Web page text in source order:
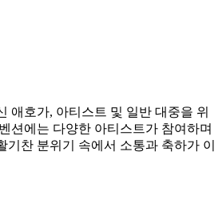
애호가, 아티스트 및 일반 대중을 위
션에는 다양한 아티스트가 참여하며
기찬 분위기 속에서 소통과 축하가 이